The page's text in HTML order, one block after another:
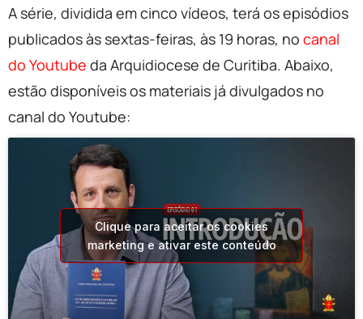
A série, dividida em cinco vídeos, terá os episódios
publicados às sextas-feiras, às 19 horas, no canal
do Youtube da Arquidiocese de Curitiba. Abaixo,
estão disponíveis os materiais já divulgados no
canal do Youtube:
Clique para aceitar os cookies
marketing e ativar este conteúdo